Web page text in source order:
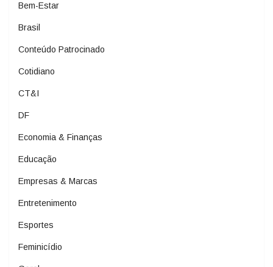
Bem-Estar
Brasil
Conteúdo Patrocinado
Cotidiano
CT&I
DF
Economia & Finanças
Educação
Empresas & Marcas
Entretenimento
Esportes
Feminicídio